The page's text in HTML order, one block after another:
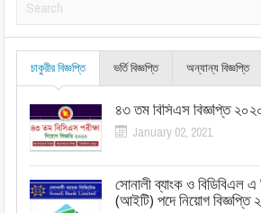
চাকুরীর বিজ্ঞপ্তি ভর্তি বিজ্ঞপ্তি অন্যান্য বিজ্ঞপ্তি
৪৩ তম বিসিএস বিজ্ঞপ্তি
January 02, 2021
সোনালী ব্যাংক ও বিডিবিএল
(আইটি) পদে নিয়োগ বিজ্ঞপ্তি